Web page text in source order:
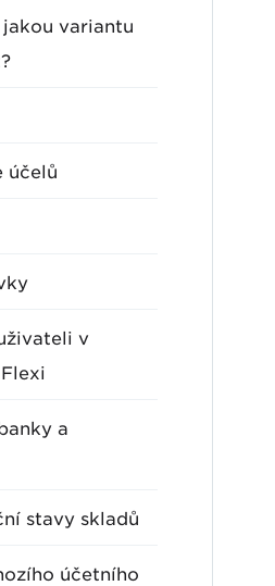
variantu
účelů
v
a
stavy skladů
účetního